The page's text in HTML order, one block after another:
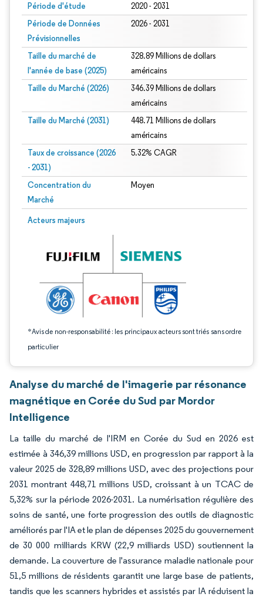
Période d'étude 2020 - 2031
Période de Données
Prévisionnelles
2026 - 2031
Taille du marché de
l'année de base (2025)
328.89 Millions de dollars
américains
Taille du Marché (2026)
346.39 Millions de dollars
américains
Taille du Marché (2031)
448.71 Millions de dollars
américains
Taux de croissance (2026
- 2031)
5.32% CAGR
Concentration du
Marché
Moyen
Acteurs majeurs
*Avis de non-responsabilité : les principaux acteurs sont triés sans ordre
particulier
Image © Mordor Intelligence. La réutilisation nécessite une attribution sous CC
Analyse du marché de l'imagerie par résonance
magnétique en Corée du Sud par Mordor
Intelligence
La taille du marché de l'IRM en Corée du Sud en 2026 est
estimée à 346,39 millions USD, en progression par rapport à la
valeur 2025 de 328,89 millions USD, avec des projections pour
2031 montrant 448,71 millions USD, croissant à un TCAC de
5,32% sur la période 2026-2031. La numérisation régulière des
soins de santé, une forte progression des outils de diagnostic
améliorés par l'IA et le plan de dépenses 2025 du gouvernement
de 30 000 milliards KRW (22,9 milliards USD) soutiennent la
demande. La couverture de l'assurance maladie nationale pour
51,5 millions de résidents garantit une large base de patients,
tandis que les scanners hybrides et assistés par IA réduisent la